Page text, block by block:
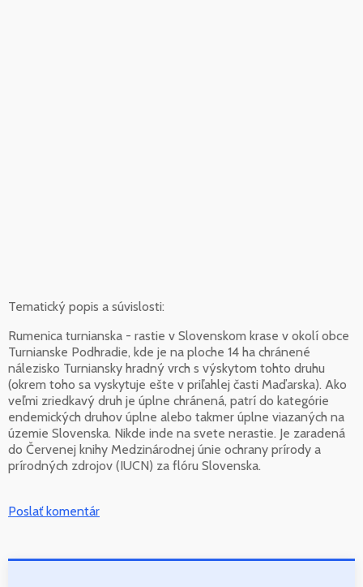
Tematický popis a súvislosti:
Rumenica turnianska - rastie v Slovenskom krase v okolí obce
Turnianske Podhradie, kde je na ploche 14 ha chránené
nálezisko Turniansky hradný vrch s výskytom tohto druhu
(okrem toho sa vyskytuje ešte v priľahlej časti Maďarska). Ako
veľmi zriedkavý druh je úplne chránená, patrí do kategórie
endemických druhov úplne alebo takmer úplne viazaných na
územie Slovenska. Nikde inde na svete nerastie. Je zaradená
do Červenej knihy Medzinárodnej únie ochrany prírody a
prírodných zdrojov (IUCN) za flóru Slovenska.
Poslať komentár